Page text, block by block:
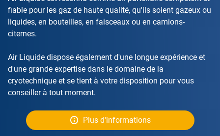
fiable pour les gaz de haute qualité, qu'ils soient gazeux ou
liquides, en bouteilles, en faisceaux ou en camions-
citernes.
Air Liquide dispose également d'une longue expérience et
d'une grande expertise dans le domaine de la
cryotechnique et se tient à votre disposition pour vous
conseiller à tout moment.
Plus d'informations